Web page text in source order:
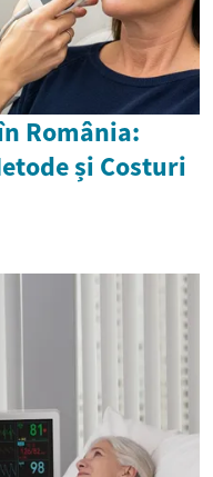
România:
și Costuri